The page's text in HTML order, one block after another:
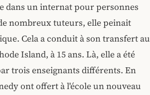
dans un internat pour personnes
nombreux tuteurs, elle peinait
Cela a conduit à son transfert au
Island, à 15 ans. Là, elle a été
trois enseignants différents. En
ont offert à l'école un nouveau